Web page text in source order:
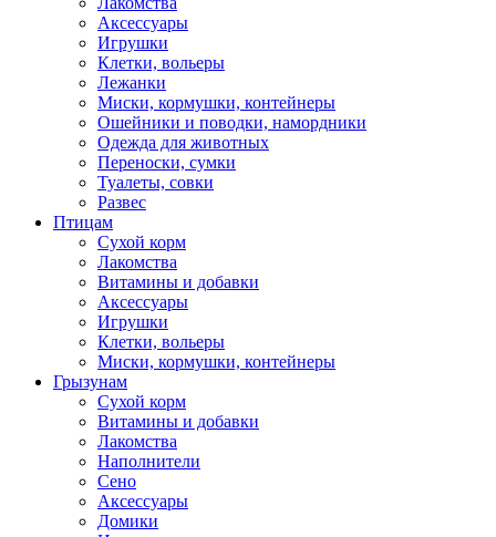
Аксессуары
Игрушки
Клетки, вольеры
Лежанки
Миски, кормушки, контейнеры
Ошейники и поводки, намордники
Одежда для животных
Переноски, сумки
Туалеты, совки
Развес
Птицам
Сухой корм
Лакомства
Витамины и добавки
Аксессуары
Игрушки
Клетки, вольеры
Миски, кормушки, контейнеры
Грызунам
Сухой корм
Витамины и добавки
Лакомства
Наполнители
Сено
Аксессуары
Домики